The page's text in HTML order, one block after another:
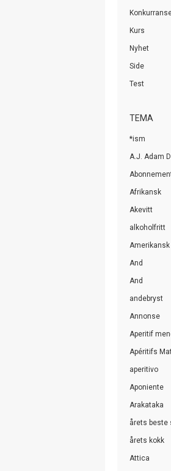
Kurs
Nyhet
Side
Test
TEMA
*ism
A.J. Adam
Afrikansk
Akevitt
alkoholfritt
Amerikansk
And
And
andebryst
Annonse
Aperitif
Apéritifs
aperitivo
Aponiente
Arakataka
årets beste
årets kokk
Attica